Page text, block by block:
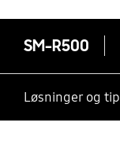
SM-R500
Løsninger og tip